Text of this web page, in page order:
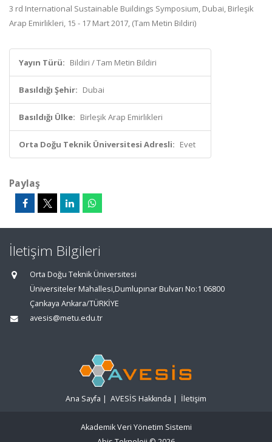
3 rd International Sustainable Buildings Symposium, Dubai, Birleşik
Arap Emirlikleri, 15 - 17 Mart 2017, (Tam Metin Bildiri)
Yayın Türü: Bildiri / Tam Metin Bildiri
Basıldığı Şehir: Dubai
Basıldığı Ülke: Birleşik Arap Emirlikleri
Orta Doğu Teknik Üniversitesi Adresli: Evet
Paylaş
İletişim Bilgileri
Orta Doğu Teknik Üniversitesi
Üniversiteler Mahallesi,Dumlupınar Bulvarı No:1 06800
Çankaya Ankara/TÜRKİYE
avesis@metu.edu.tr
Ana Sayfa | AVESİS Hakkında | İletişim
Akademik Veri Yönetim Sistemi